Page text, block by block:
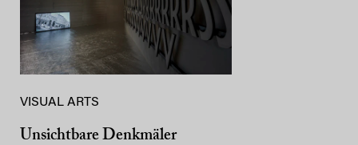
VISUAL ARTS
Unsichtbare Denkmäler